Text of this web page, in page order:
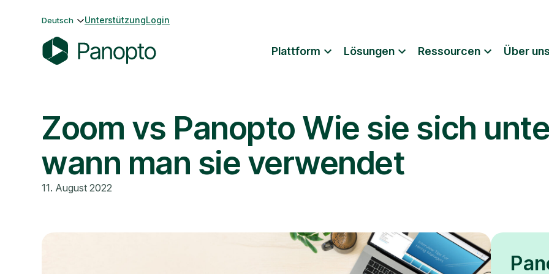
Deutsch UnterstützungLogin
o
p
o
Plattform Lösungen Ressourcen Über uns
Zoom vs Panopto Wie sie sich
wann man sie verwendet
11. August 2022